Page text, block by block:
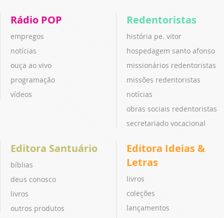
Rádio POP
empregos
notícias
ouça ao vivo
programação
vídeos
Redentoristas
história pe. vitor
hospedagem santo afonso
missionários redentoristas
missões redentoristas
notícias
obras sociais redentoristas
secretariado vocacional
Editora Santuário
bíblias
deus conosco
livros
outros produtos
Editora Ideias &
Letras
livros
coleções
lançamentos